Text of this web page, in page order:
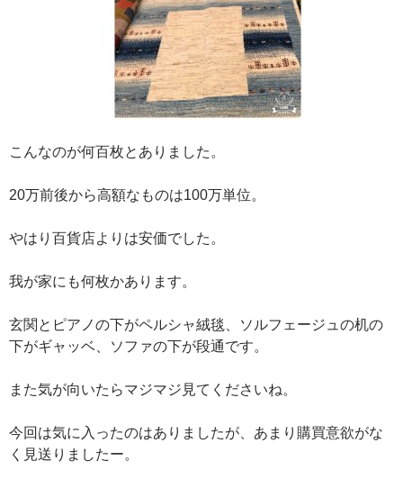
こんなのが何百枚とありました。
20万前後から高額なものは100万単位。
やはり百貨店よりは安価でした。
我が家にも何枚かあります。
玄関とピアノの下がペルシャ絨毯、ソルフェージュの机の
下がギャッベ、ソファの下が段通です。
また気が向いたらマジマジ見てくださいね。
今回は気に入ったのはありましたが、あまり購買意欲がな
く見送りましたー。